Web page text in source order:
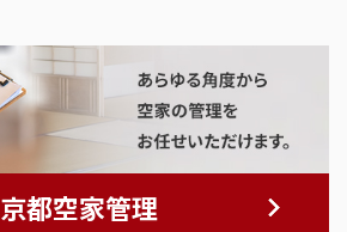
京都空家管理